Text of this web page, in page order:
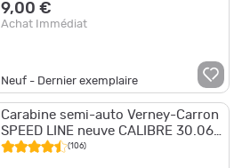
9,00 €
Achat Immédiat
Neuf - Dernier exemplaire
Carabine semi-auto Verney-Carron
SPEED LINE neuve CALIBRE 30.06,
canon flûté, frein de bouche, 5171
(106)